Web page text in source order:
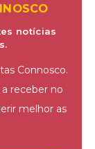
notícias
Connosco.
receber no
melhor as